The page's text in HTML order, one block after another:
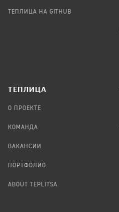
ТЕПЛИЦА НА GITHUB
TЕПЛИЦА
О ПРОЕКТЕ
КОМАНДА
ВАКАНСИИ
ПОРТФОЛИО
ABOUT TEPLITSA